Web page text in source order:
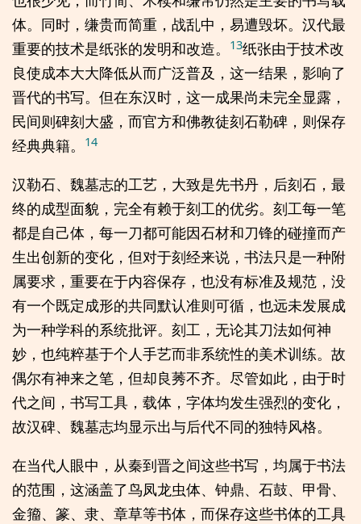
体。同时，缣贵而简重，战乱中，易遭毁坏。汉代最
重要的技术是纸张的发明和改造。
13纸张由于技术改
良使成本大大降低从而广泛普及，这一结果，影响了
晋代的书写。但在东汉时，这一成果尚未完全显露，
民间则碑刻大盛，而官方和佛教徒刻石勒碑，则保存
经典典籍。
14
汉勒石、魏墓志的工艺，大致是先书丹，后刻石，最
终的成型面貌，完全有赖于刻工的优劣。刻工每一笔
都是自己体，每一刀都可能因石材和刀锋的碰撞而产
生出创新的变化，但对于刻经来说，书法只是一种附
属要求，重要在于内容保存，也没有标准及规范，没
有一个既定成形的共同默认准则可循，也远未发展成
为一种学科的系统批评。刻工，无论其刀法如何神
妙，也纯粹基于个人手艺而非系统性的美术训练。故
偶尔有神来之笔，但却良莠不齐。尽管如此，由于时
代之间，书写工具，载体，字体均发生强烈的变化，
故汉碑、魏墓志均显示出与后代不同的独特风格。
在当代人眼中，从秦到晋之间这些书写，均属于书法
的范围，这涵盖了鸟凤龙虫体、钟鼎、石鼓、甲骨、
金籀、篆、隶、章草等书体，而保存这些书体的工具